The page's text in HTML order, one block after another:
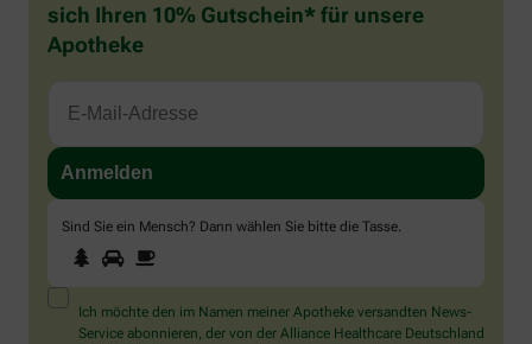
sich Ihren 10% Gutschein* für unsere
Apotheke
Sind Sie ein Mensch? Dann wählen Sie bitte die Tasse.
Sind
Sie
ein
Mensch?
Dann
1 2
Ich möchte den im Namen meiner Apotheke versandten News-
Service abonnieren, der von der Alliance Healthcare Deutschland